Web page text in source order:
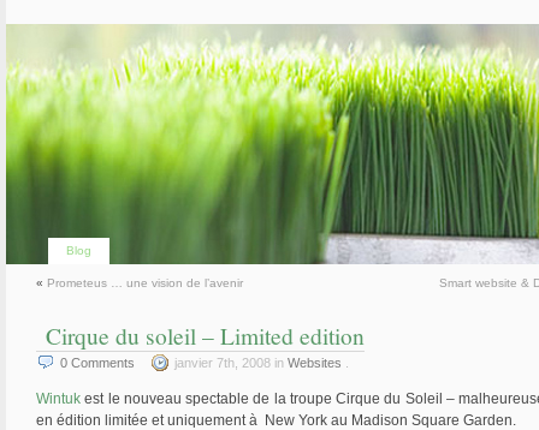
Blog
« Prometeus … une vision de l’avenir Smart website &
Cirque du soleil – Limited edition
0 Comments janvier 7th, 2008 in Websites
Wintuk est le nouveau spectable de la troupe Cirque du Soleil –
en édition limitée et uniquement à New York au Madison Square Garden.